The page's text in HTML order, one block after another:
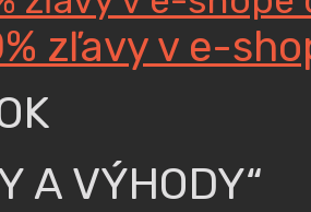
zľavy v e-
A VÝHODY“